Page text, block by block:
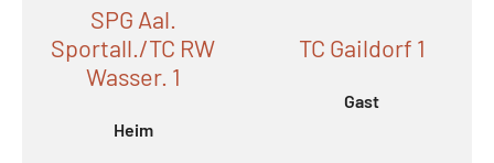
SPG Aal.
Sportall./TC RW
Wasser. 1
Heim
TC Gaildorf 1
Gast